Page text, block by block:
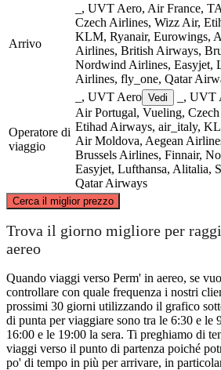
Arrivo
_, UVT Aero, Air France,
Czech Airlines, Wizz Air,
KLM, Ryanair, Eurowings,
Airlines, British Airways,
Nordwind Airlines, Easyjet,
Airlines, fly_one, Qatar
Operatore di
viaggio
_, UVT Aero Vedi
_,
Air Portugal, Vueling,
Etihad Airways, air_italy,
Air Moldova, Aegean
Brussels Airlines, Finnair,
Easyjet, Lufthansa, Alitalia,
Qatar Airways
Cerca il miglior prezzo
Trova il giorno migliore per
aereo
Quando viaggi verso Perm' in aereo, se
controllare con quale frequenza i nostri
prossimi 30 giorni utilizzando il grafico
di punta per viaggiare sono tra le 6:30 e le
16:00 e le 19:00 la sera. Ti preghiamo di
viaggi verso il punto di partenza poiché
po' di tempo in più per arrivare, in